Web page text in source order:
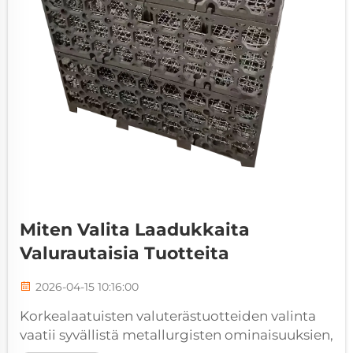
Miten Valita Laadukkaita
Valurautaisia Tuotteita
2026-04-15 10:16:00
Korkealaatuisten valuterästuotteiden valinta
vaatii syvällistä metallurgisten ominaisuuksien,